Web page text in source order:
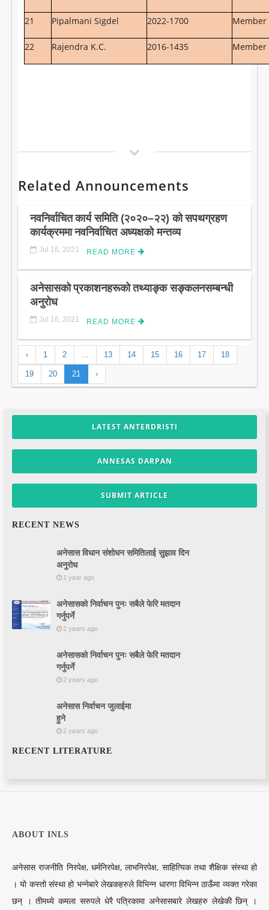
21 Pipalmani Sigdel 2022-1700 Member
22 Rajendra K.C. 2016-1435 Member
Related Announcements
नवनिर्वाचित कार्य समिति (२०२०–२२) को सपथग्रहण
कार्यक्रममा नवनिर्वाचित अध्यक्षको मन्तव्य
Jul 16, 2021 READ MORE
अनेसासको प्रकाशनहरूको तथ्याङ्क सङ्कलनसम्बन्धी
अनुरोध
Jul 16, 2021 READ MORE
‹ 1 2 ... 13 14 15 16 17 18
19 20 21 ›
LATEST ANTERDRISTI
ANNESAS DARPAN
SUBMIT ARTICLE
RECENT NEWS
अनेसास विधान संशोधन समितिलाई सुझाव दिन
अनुरोध
1 year ago
अनेसासको निर्वाचन पुनः सबैले फेरि मतदान
गर्नुपर्ने
2 years ago
अनेसासको निर्वाचन पुनः सबैले फेरि मतदान
गर्नुपर्ने
2 years ago
अनेसास निर्वाचन जुलाईमा
हुने
2 years ago
RECENT LITERATURE
ABOUT INLS
अनेसास राजनीति निरपेक्ष, धर्मनिरपेक्ष, लाभनिरपेक्ष, साहित्यिक तथा शैक्षिक संस्था हो
। यो कस्तो संस्था हो भन्नेबारे लेखकहरुले विभिन्न धारणा विभिन्न ठाऊँमा व्यक्त गरेका
छन् । तीमध्ये कमला सरुपले धेरै पत्रिकामा अनेसासबारे लेखहरु लेखेकी छिन् ।